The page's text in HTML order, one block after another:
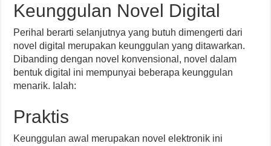
Keunggulan Novel Digital
Perihal berarti selanjutnya yang butuh dimengerti dari
novel digital merupakan keunggulan yang ditawarkan.
Dibanding dengan novel konvensional, novel dalam
bentuk digital ini mempunyai beberapa keunggulan
menarik. Ialah:
Praktis
Keunggulan awal merupakan novel elektronik ini